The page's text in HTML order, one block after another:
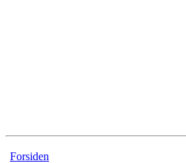
Forsiden